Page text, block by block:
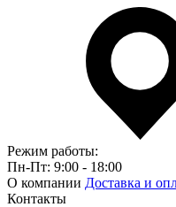
Режим работы:
Пн-Пт: 9:00 - 18:00
О компании Доставка и
Контакты